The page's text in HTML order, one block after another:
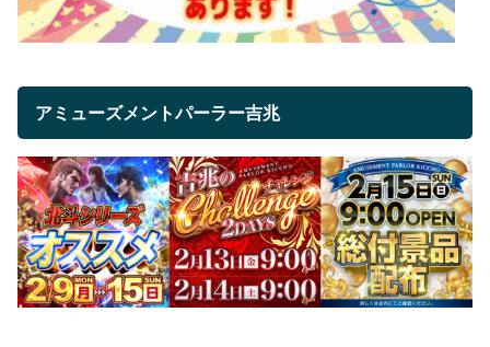
アミューズメントパーラー吉兆